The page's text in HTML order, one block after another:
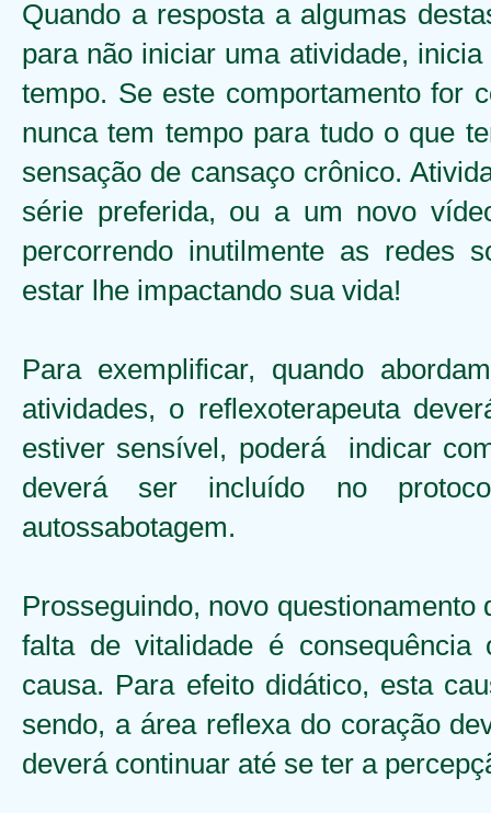
Quando a resposta a algumas
para não iniciar uma atividade,
tempo. Se este comportamento for
nunca tem tempo para tudo o que
sensação de cansaço crônico.
série preferida, ou a um novo
percorrendo inutilmente as redes
estar lhe impactando sua vida!
Para exemplificar, quando
atividades, o reflexoterapeuta
estiver sensível, poderá indicar
deverá ser incluído no
autossabotagem.
Prosseguindo, novo
falta de vitalidade é
causa. Para efeito didático, esta
sendo, a área reflexa do coração
deverá continuar até se ter a